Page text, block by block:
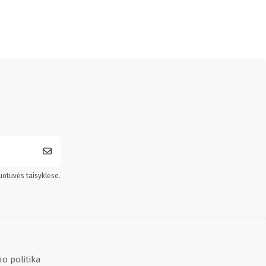
taisyklėse.
politika